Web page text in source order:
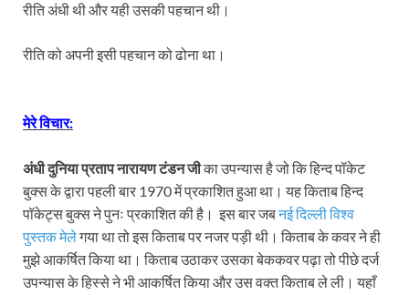
रीति अंधी थी और यही उसकी पहचान थी।
रीति को अपनी इसी पहचान को ढोना था।
मेरे विचार:
अंधी दुनियाप्रताप नारायण टंडन जीका उपन्यास है जो कि हिन्द पॉकेट
बुक्स के द्वारा पहली बार 1970 में प्रकाशित हुआ था। यह किताब हिन्द
पॉकेट्स बुक्स ने पुनः प्रकाशित की है। इस बार जबनई दिल्ली विश्व
पुस्तक मेलेगया था तो इस किताब पर नजर पड़ी थी। किताब के कवर ने ही
मुझे आकर्षित किया था। किताब उठाकर उसका बेककवर पढ़ा तो पीछे दर्ज
उपन्यास के हिस्से ने भी आकर्षित किया और उस वक्त किताब ले ली। यहाँ